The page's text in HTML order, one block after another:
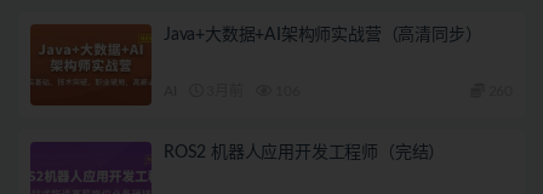
Java+大数据+AI架构师实战营（高清同步）
ROS2 机器人应用开发工程师（完结）